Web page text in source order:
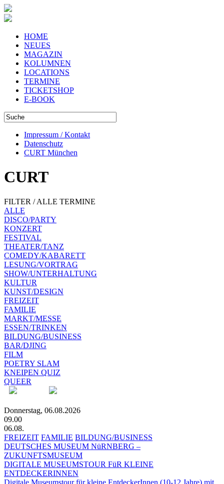
HOME
NEUES
MAGAZIN
KOLUMNEN
LOCATIONS
TERMINE
TICKETSHOP
E-BOOK
Impressum / Kontakt
Datenschutz
CURT München
CURT
FILTER / ALLE TERMINE
ALLE
DISCO/PARTY
KONZERT
FESTIVAL
THEATER/TANZ
COMEDY/KABARETT
LESUNG/VORTRAG
SHOW/UNTERHALTUNG
KULTUR
KUNST/DESIGN
FREIZEIT
FAMILIE
MARKT/MESSE
ESSEN/TRINKEN
BILDUNG/BUSINESS
BAR/DJING
FILM
POETRY SLAM
KNEIPEN QUIZ
QUEER
Donnerstag, 06.08.2026
09.00
06.08.
FREIZEIT FAMILIE BILDUNG/BUSINESS
DEUTSCHES MUSEUM NüRNBERG –
ZUKUNFTSMUSEUM
DIGITALE MUSEUMSTOUR FüR KLEINE
ENTDECKERINNEN
Digitale Museumstour für kleine EntdeckerInnen (10-12 Jahre) mit